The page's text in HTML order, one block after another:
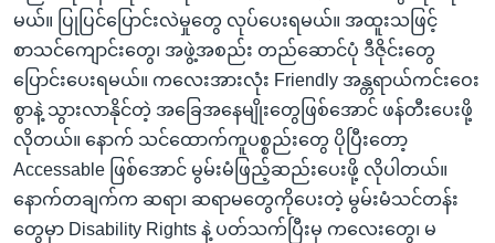
မယ်။ ပြုပြင်ပြောင်းလဲမှုတွေ လုပ်ပေးရမယ်။ အထူးသဖြင့်
စာသင်ကျောင်းတွေ၊ အဖွဲ့အစည်း တည်ဆောင်ပုံ ဒီဇိုင်းတွေ
ပြောင်းပေးရမယ်။ ကလေးအားလုံး Friendly အန္တရာယ်ကင်းဝေး
စွာနဲ့ သွားလာနိုင်တဲ့ အခြေအနေမျိုးတွေဖြစ်အောင် ဖန်တီးပေးဖို့
လိုတယ်။ နောက် သင်ထောက်ကူပစ္စည်းတွေ ပိုပြီးတော့
Accessable ဖြစ်အောင် မွမ်းမံဖြည့်ဆည်းပေးဖို့ လိုပါတယ်။
နောက်တချက်က ဆရာ၊ ဆရာမတွေကိုပေးတဲ့ မွမ်းမံသင်တန်း
တွေမှာ Disability Rights နဲ့ ပတ်သက်ပြီးမှ ကလေးတွေ၊ မ